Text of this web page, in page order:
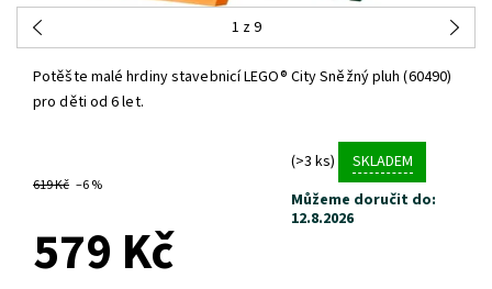
1 z 9
Potěšte malé hrdiny stavebnicí LEGO® City Sněžný pluh (60490)
pro děti od 6 let.
619 Kč –6 %
(>3 ks)
SKLADEM
Můžeme doručit do:
12.8.2026
579 Kč